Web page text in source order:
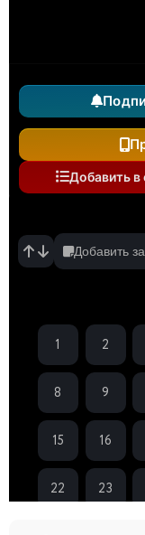
Добавить в
Добавить
1 2
8 9
15 16
22 23